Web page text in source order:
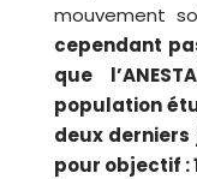
mouvement
cependant
que
population
deux
pour objectif :